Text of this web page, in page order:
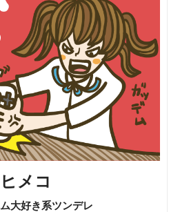
ヒメコ
大好き系ツンデレ